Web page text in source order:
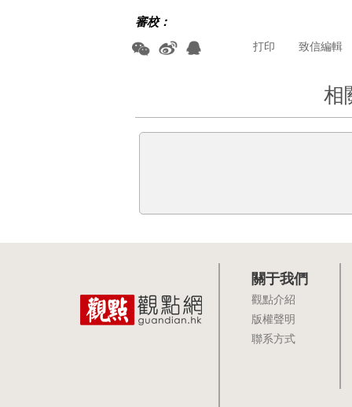
審校：
致信編輯
打印
相
關于我們
觀點介紹
版權聲明
聯系方式